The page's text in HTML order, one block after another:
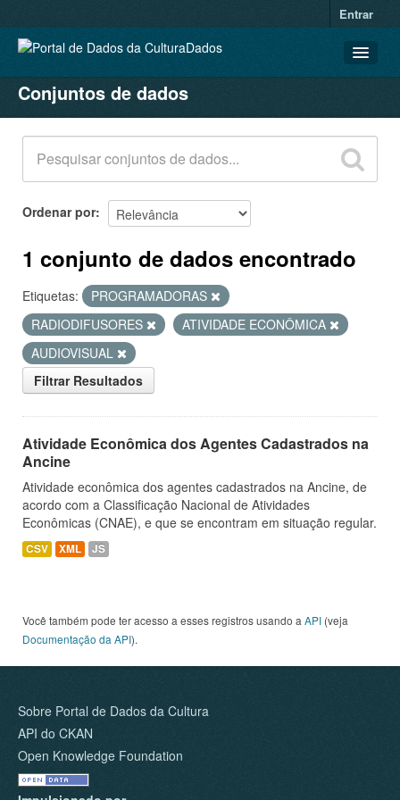
Entrar
CONJUNTOS DE DADOS
ORGANIZAÇÕES
GRUPOS
SOBRE
Conjuntos de dados
Ordenar por
1 conjunto de dados encontrado
Etiquetas:
PROGRAMADORAS
RADIODIFUSORES
ATIVIDADE ECONÔMICA
AUDIOVISUAL
Filtrar Resultados
Atividade Econômica dos Agentes Cadastrados na
Ancine
Atividade econômica dos agentes cadastrados na Ancine, de
acordo com a Classificação Nacional de Atividades
Econômicas (CNAE), e que se encontram em situação regular.
CSV XML JS
Você também pode ter acesso a esses registros usando a API (veja
Documentação da API).
Sobre Portal de Dados da Cultura
API do CKAN
Open Knowledge Foundation